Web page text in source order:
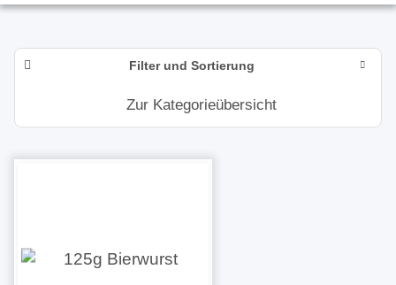
Filter und Sortierung
Zur Kategorieübersicht